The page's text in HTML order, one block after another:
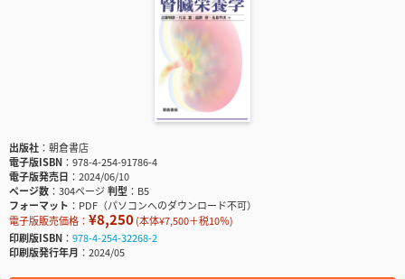
出版社
朝倉書店
電子版ISBN
978-4-254-91786-4
電子版発売日
2024/06/10
ページ数
304ページ判型
B5
フォーマット
PDF（パソコンへのダウンロード不可）
電子版販売価格： ¥8,250(本体¥7,500＋税10％)
印刷版ISBN
978-4-254-32268-2
印刷版発行年月
2024/05